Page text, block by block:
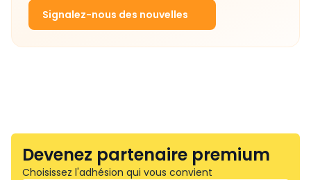
Signalez-nous des nouvelles
Devenez partenaire premium
Choisissez l'adhésion qui vous convient